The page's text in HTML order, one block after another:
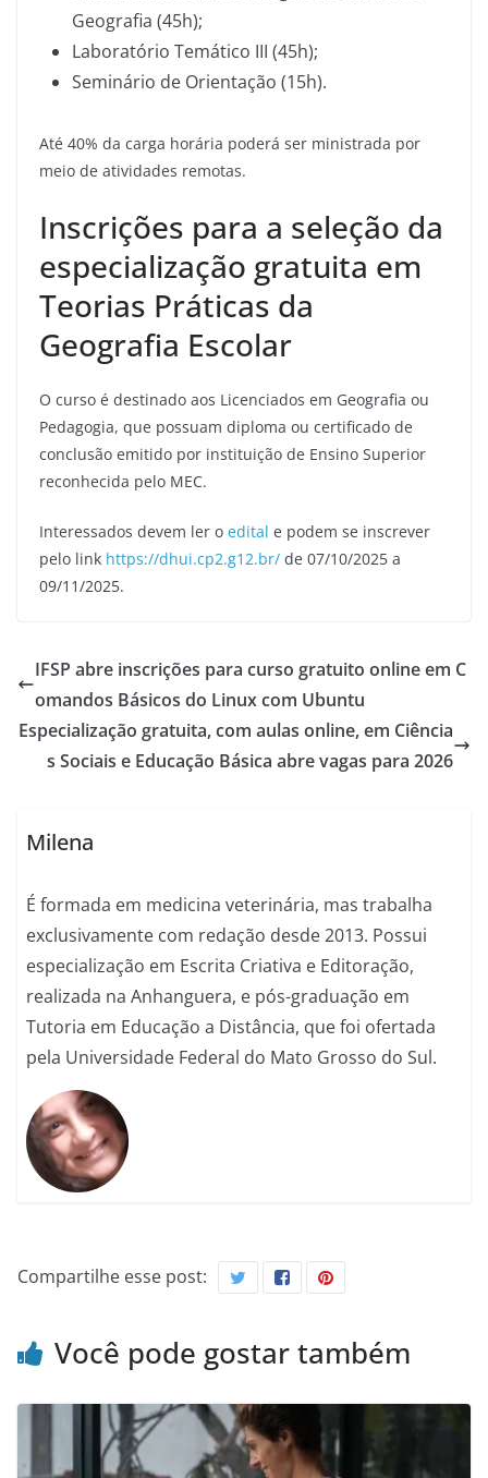
Geografia (45h);
Laboratório Temático III (45h);
Seminário de Orientação (15h).
Até 40% da carga horária poderá ser ministrada por
meio de atividades remotas.
Inscrições para a seleção da
especialização gratuita em
Teorias Práticas da
Geografia Escolar
O curso é destinado aos Licenciados em Geografia ou
Pedagogia, que possuam diploma ou certificado de
conclusão emitido por instituição de Ensino Superior
reconhecida pelo MEC.
Interessados devem ler o edital e podem se inscrever
pelo link https://dhui.cp2.g12.br/ de 07/10/2025 a
09/11/2025.
IFSP abre inscrições para curso gratuito online em C
omandos Básicos do Linux com Ubuntu
Especialização gratuita, com aulas online, em Ciência
s Sociais e Educação Básica abre vagas para 2026
Milena
É formada em medicina veterinária, mas trabalha
exclusivamente com redação desde 2013. Possui
especialização em Escrita Criativa e Editoração,
realizada na Anhanguera, e pós-graduação em
Tutoria em Educação a Distância, que foi ofertada
pela Universidade Federal do Mato Grosso do Sul.
Compartilhe esse post:
Você pode gostar também